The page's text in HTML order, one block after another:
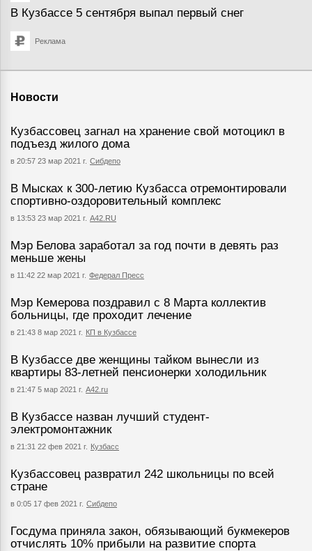
В Кузбассе 5 сентября выпал первый снег
Реклама
Новости
Кузбассовец загнал на хранение свой мотоцикл в
подъезд жилого дома
в 20:57 23 мар 2021 г. Сибдепо
В Мысках к 300-летию Кузбасса отремонтировали
спортивно-оздоровительный комплекс
в 13:53 23 мар 2021 г. А42.RU
Мэр Белова заработал за год почти в девять раз
меньше жены
в 11:42 22 мар 2021 г. Федерал Пресс
Мэр Кемерова поздравил с 8 Марта коллектив
больницы, где проходит лечение
в 21:43 8 мар 2021 г. КП в Кузбассе
В Кузбассе две женщины тайком вынесли из
квартиры 83-летней пенсионерки холодильник
в 21:47 5 мар 2021 г. А42.ru
В Кузбассе назван лучший студент-
электромонтажник
в 21:31 22 фев 2021 г. Кузбасс
Кузбассовец развратил 242 школьницы по всей
стране
в 0:05 17 фев 2021 г. Сибдепо
Госдума приняла закон, обязывающий букмекеров
отчислять 10% прибыли на развитие спорта